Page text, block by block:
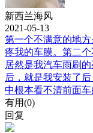
新西兰海风
2021-05-13
第一个不满意的地
疼我的车膜。第二
居然是我汽车雨刷
后，就是我安装了
中根本看不清前面车
有用(0)
回复